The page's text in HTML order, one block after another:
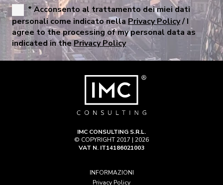
* Acconsento al trattamento dei miei dati
personali come indicato nella Privacy Policy/ I
agree to the processing of my personal data as
indicated in thePrivacy Policy
IMC CONSULTING S.R.L.
© COPYRIGHT 2017 | 2026
VAT N. IT14186021003
INFORMAZIONI
Privacy Policy